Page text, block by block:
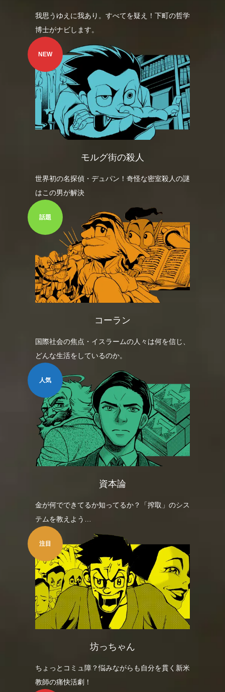
我思うゆえに我あり。すべてを疑え！下町の哲学
博士がナビします。
NEW
モルグ街の殺人
世界初の名探偵・デュパン！奇怪な密室殺人の謎
はこの男が解決
話題
コーラン
国際社会の焦点・イスラームの人々は何を信じ、
どんな生活をしているのか。
人気
資本論
金が何でできてるか知ってるか？「搾取」のシス
テムを教えよう…
注目
坊っちゃん
ちょっとコミュ障？悩みながらも自分を貫く新米
教師の痛快活劇！